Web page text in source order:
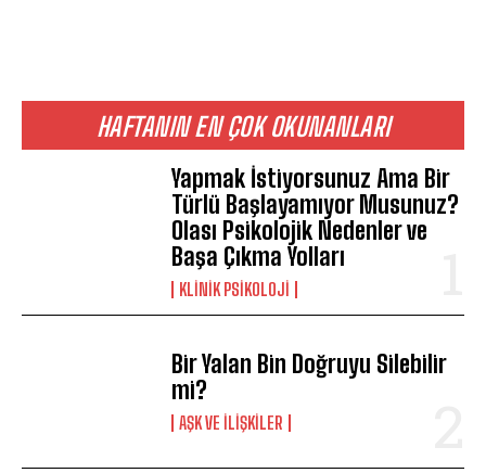
HAFTANIN EN ÇOK OKUNANLARI
Yapmak İstiyorsunuz Ama Bir
Türlü Başlayamıyor Musunuz?
Olası Psikolojik Nedenler ve
Başa Çıkma Yolları
KLINIK PSIKOLOJI
Bir Yalan Bin Doğruyu Silebilir
mi?
AŞK VE İLIŞKILER